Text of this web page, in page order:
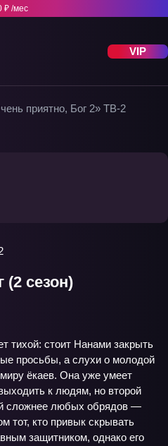
₽ /мес
VIP
приятно, Бог 2» ТВ-2
(2 сезон)
тихой: стоит Нанами закрыть
просьбы, а слухи о молодой
ёкаев. Она уже умеет
к людям, но второй
сложнее любых обрядов —
тот, кто привык скрывать
защитником, однако его